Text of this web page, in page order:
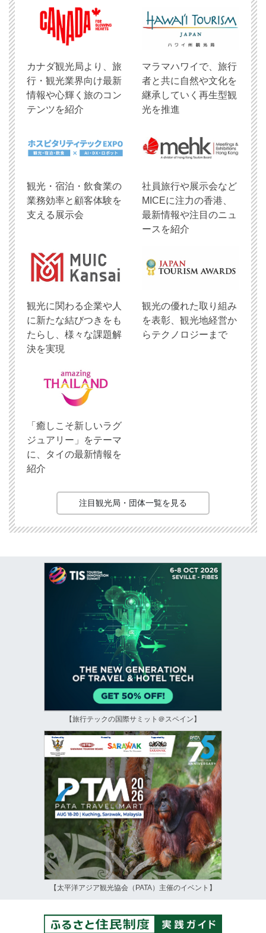
​カナダ観光局より、旅
行・観光業界向け最新
情報や心輝く旅のコン
テンツを紹介
マラマハワイで、旅行
者と共に自然や文化を
継承していく再生型観
光を推進
観光・宿泊・飲食業の
業務効率と顧客体験を
支える展示会
社員旅行や展示会など
MICEに注力の香港、
最新情報や注目のニュ
ースを紹介
観光に関わる企業や人
に新たな結びつきをも
たらし、様々な課題解
決を実現
観光の優れた取り組み
を表彰、観光地経営か
らテクノロジーまで
「癒しこそ新しいラグ
ジュアリー」をテーマ
に、タイの最新情報を
紹介
注目観光局・団体一覧を見る
【旅行テックの国際サミット＠スペイン】
【太平洋アジア観光協会（PATA）主催のイベント】